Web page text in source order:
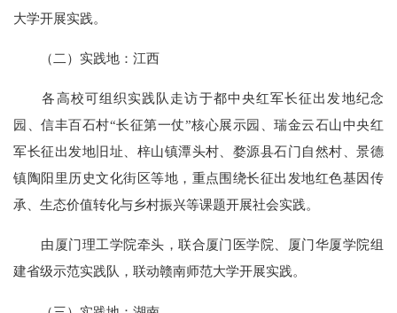
大学开展实践。
（二）实践地：江西
各高校可组织实践队走访于都中央红军长征出发地纪念
园、信丰百石村“长征第一仗”核心展示园、瑞金云石山中央红
军长征出发地旧址、梓山镇潭头村、婺源县石门自然村、景德
镇陶阳里历史文化街区等地，重点围绕长征出发地红色基因传
承、生态价值转化与乡村振兴等课题开展社会实践。
由厦门理工学院牵头，联合厦门医学院、厦门华厦学院组
建省级示范实践队，联动赣南师范大学开展实践。